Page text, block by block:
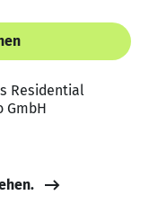
Residential
GmbH